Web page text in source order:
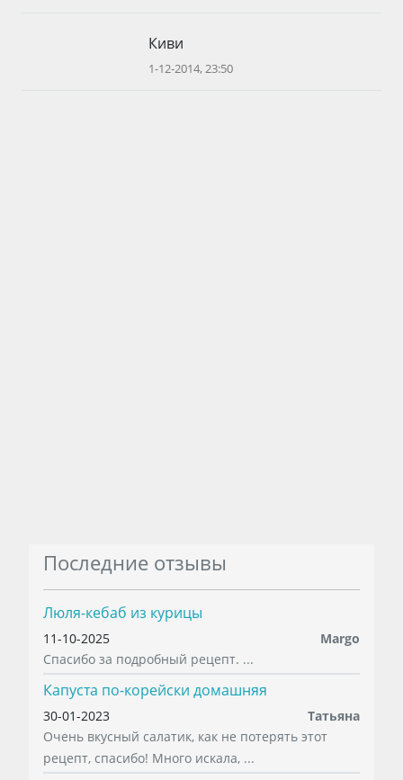
Киви
1-12-2014, 23:50
Последние отзывы
Люля-кебаб из курицы
11-10-2025
Margo
Спасибо за подробный рецепт. ...
Капуста по-корейски домашняя
30-01-2023
Татьяна
Очень вкусный салатик, как не потерять этот
рецепт, спасибо! Много искала, ...